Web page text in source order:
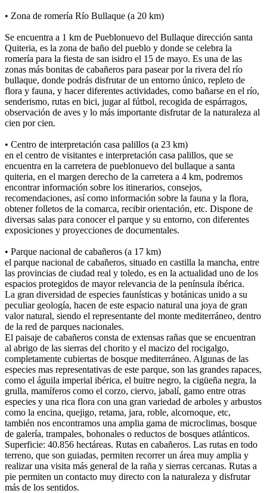
• Zona de romería Río Bullaque (a 20 km)
Se encuentra a 1 km de Pueblonuevo del Bullaque dirección santa
Quiteria, es la zona de baño del pueblo y donde se celebra la
romería para la fiesta de san isidro el 15 de mayo. Es una de las
zonas más bonitas de cabañeros para pasear por la rivera del río
bullaque, donde podrás disfrutar de un entorno único, repleto de
flora y fauna, y hacer diferentes actividades, como bañarse en el río,
senderismo, rutas en bici, jugar al fútbol, recogida de espárragos,
observación de aves y lo más importante disfrutar de la naturaleza al
cien por cien.
• Centro de interpretación casa palillos (a 23 km)
en el centro de visitantes e interpretación casa palillos, que se
encuentra en la carretera de pueblonuevo del bullaque a santa
quiteria, en el margen derecho de la carretera a 4 km, podremos
encontrar información sobre los itinerarios, consejos,
recomendaciones, así como información sobre la fauna y la flora,
obtener folletos de la comarca, recibir orientación, etc. Dispone de
diversas salas para conocer el parque y su entorno, con diferentes
exposiciones y proyecciones de documentales.
• Parque nacional de cabañeros (a 17 km)
el parque nacional de cabañeros, situado en castilla la mancha, entre
las provincias de ciudad real y toledo, es en la actualidad uno de los
espacios protegidos de mayor relevancia de la península ibérica.
La gran diversidad de especies faunísticas y botánicas unido a su
peculiar geología, hacen de este espacio natural una joya de gran
valor natural, siendo el representante del monte mediterráneo, dentro
de la red de parques nacionales.
El paisaje de cabañeros consta de extensas rañas que se encuentran
al abrigo de las sierras del chorito y el macizo del rocigalgo,
completamente cubiertas de bosque mediterráneo. Algunas de las
especies mas representativas de este parque, son las grandes rapaces,
como el águila imperial ibérica, el buitre negro, la cigüeña negra, la
grulla, mamíferos como el corzo, ciervo, jabalí, gamo entre otras
especies y una rica flora con una gran variedad de arboles y arbustos
como la encina, quejigo, retama, jara, roble, alcornoque, etc,
también nos encontramos una amplia gama de microclimas, bosque
de galería, trampales, bohonales o reductos de bosques atlánticos.
Superficie: 40.856 hectáreas. Rutas en cabañeros. Las rutas en todo
terreno, que son guiadas, permiten recorrer un área muy amplia y
realizar una visita más general de la raña y sierras cercanas. Rutas a
pie permiten un contacto muy directo con la naturaleza y disfrutar
más de los sentidos.